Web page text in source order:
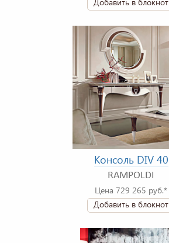
Консоль DIV 40
RAMPOLDI
Цена 729 265 руб.*
Добавить в блокнот